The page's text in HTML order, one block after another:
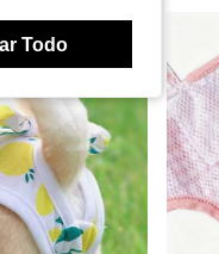
Todo